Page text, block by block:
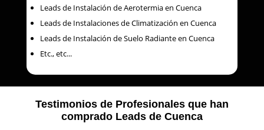
Leads de Instalación de Aerotermia en Cuenca
Leads de Instalaciones de Climatización en Cuenca
Leads de Instalación de Suelo Radiante en Cuenca
Etc., etc...
Testimonios de Profesionales que han
comprado Leads de Cuenca